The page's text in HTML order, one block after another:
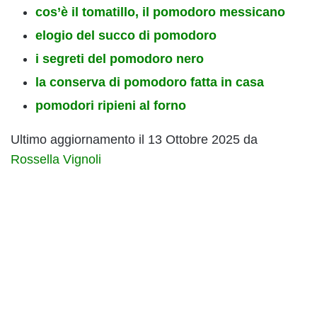
cos’è il tomatillo, il pomodoro messicano
elogio del succo di pomodoro
i segreti del pomodoro nero
la conserva di pomodoro fatta in casa
pomodori ripieni al forno
Ultimo aggiornamento il 13 Ottobre 2025 da
Rossella Vignoli